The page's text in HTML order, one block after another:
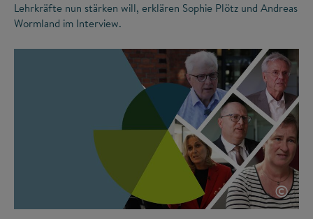
Lehrkräfte nun stärken will, erklären Sophie Plötz und Andreas
Wormland im Interview.
©